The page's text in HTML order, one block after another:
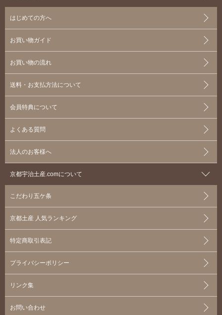
はじめての方へ
お買い物ガイド
お買い物の流れ
送料・お支払方法について
会員特典について
よくある質問
法人のお客様へ
京都宇治土産.comについて
こだわり五ケ条
京都土産 人気ランキング
特定商取引表記
プライバシーポリシー
リンク集
お問い合わせ